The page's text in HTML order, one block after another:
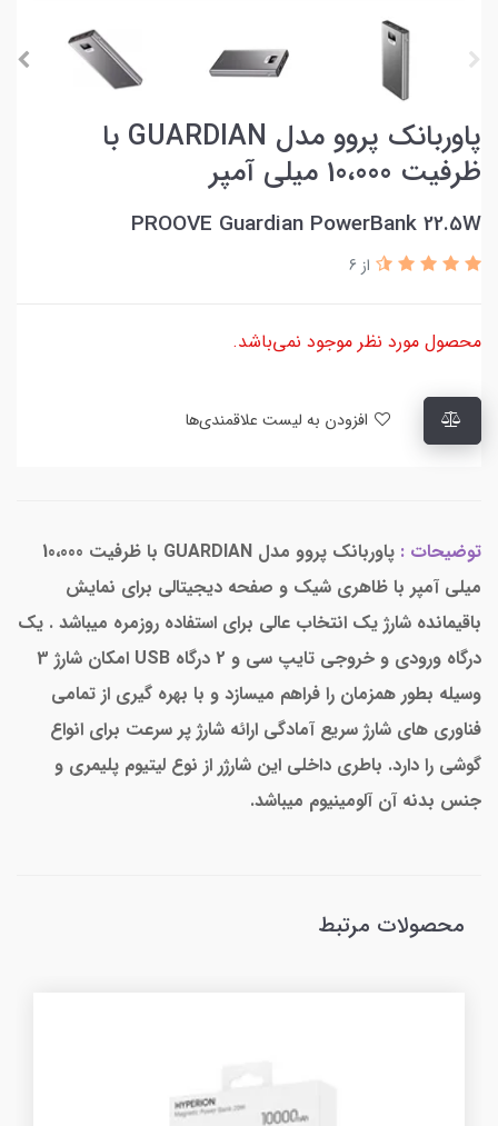
پاوربانک پروو مدل GUARDIAN با
ظرفیت 10،000 میلی آمپر
PROOVE Guardian PowerBank 22.5W
از 6
محصول مورد نظر موجود نمی‌باشد.
توضیحات :
پاوربانک پروو مدل GUARDIAN با ظرفیت 10،000
میلی آمپر با ظاهری شیک و صفحه دیجیتالی برای نمایش
باقیمانده شارژ یک انتخاب عالی برای استفاده روزمره میباشد . یک
درگاه ورودی و خروجی تایپ سی و 2 درگاه USB امکان شارژ 3
وسیله بطور همزمان را فراهم میسازد و با بهره گیری از تمامی
فناوری های شارژ سریع آمادگی ارائه شارژ پر سرعت برای انواع
گوشی را دارد. باطری داخلی این شارژر از نوع لیتیوم پلیمری و
جنس بدنه آن آلومینیوم میباشد.
محصولات مرتبط